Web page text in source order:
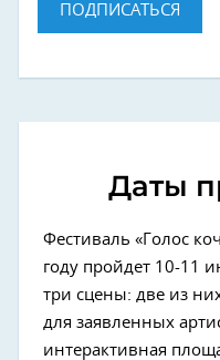
ПОДПИСАТЬСЯ
Даты
Фестиваль «Голос
году пройдет 10-11
три сцены: две из
для заявленных
интерактивная